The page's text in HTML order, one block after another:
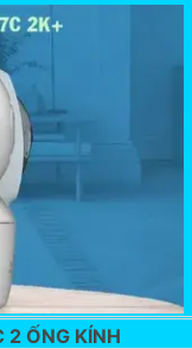
2 ỐNG KÍNH